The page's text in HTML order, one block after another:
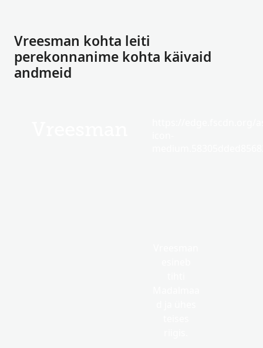
Vreesman kohta leiti
perekonnanime kohta käivaid
andmeid